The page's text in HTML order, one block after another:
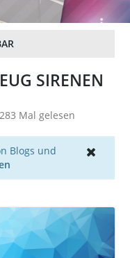
SIRENEN
Mal gelesen
Blogs und